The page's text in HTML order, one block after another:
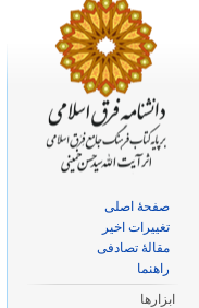
صفحهٔ اصلی
تغییرات اخیر
مقالهٔ تصادفی
راهنما
ابزارها